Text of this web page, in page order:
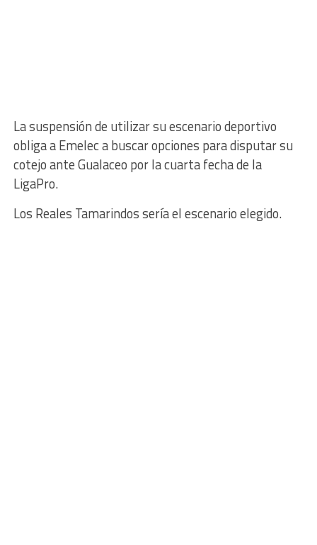
La suspensión de utilizar su escenario deportivo
obliga a Emelec a buscar opciones para disputar su
cotejo ante Gualaceo por la cuarta fecha de la
LigaPro.
Los Reales Tamarindos sería el escenario elegido.